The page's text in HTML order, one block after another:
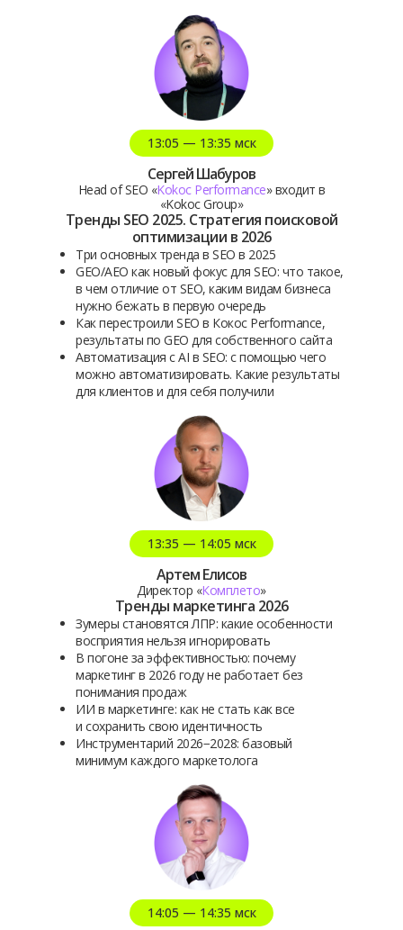
Сергей Шабуров
Head of SEO «Kokoc Performance» входит в
«Kokoc Group»
Тренды SEO 2025. Стратегия поисковой
оптимизации в 2026
Три основных тренда в SEO в 2025
GEO/AEO как новый фокус для SEO: что такое,
в чем отличие от SEO, каким видам бизнеса
нужно бежать в первую очередь
Как перестроили SEO в Кокос Performance,
результаты по GEO для собственного сайта
Автоматизация с AI в SEO: с помощью чего
можно автоматизировать. Какие результаты
для клиентов и для себя получили
13:05 — 13:35 мск
Артем Елисов
Директор «Комплето»
Тренды маркетинга 2026
Зумеры становятся ЛПР: какие особенности
восприятия нельзя игнорировать
В погоне за эффективностью: почему
маркетинг в 2026 году не работает без
понимания продаж
ИИ в маркетинге: как не стать как все
и сохранить свою идентичность
Инструментарий 2026−2028: базовый
минимум каждого маркетолога
13:35 — 14:05 мск
14:05 — 14:35 мск